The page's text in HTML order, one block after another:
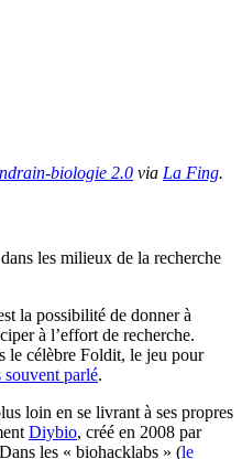
biologie 2.0 via La Fing.
les milieux de la recherche
la possibilité de donner à
à l’effort de recherche.
le célèbre Foldit, le jeu pour
souvent parlé.
loin en se livrant à ses propres
Diybio, créé en 2008 par
les « biohacklabs » (le